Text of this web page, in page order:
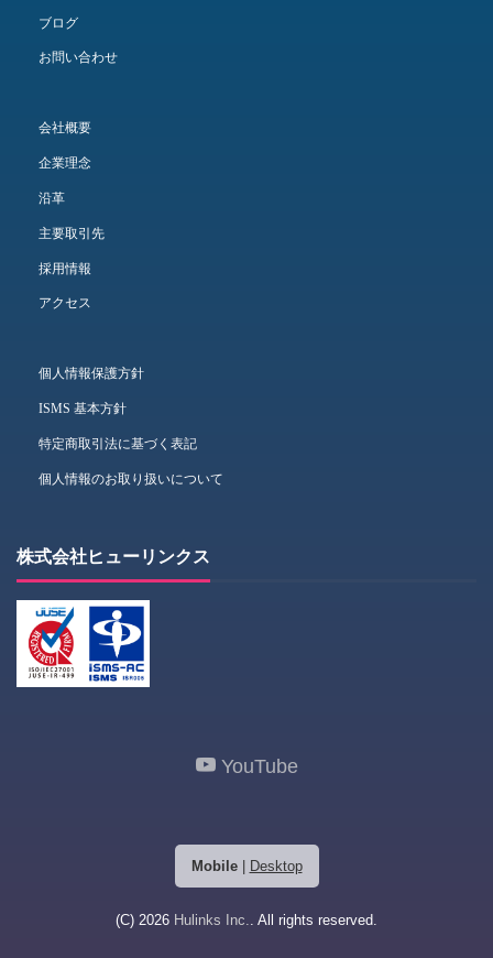
ブログ
お問い合わせ
会社概要
企業理念
沿革
主要取引先
採用情報
アクセス
個人情報保護方針
ISMS 基本方針
特定商取引法に基づく表記
個人情報のお取り扱いについて
株式会社ヒューリンクス
YouTube
Mobile| Desktop
(C) 2026 Hulinks Inc. . All rights reserved.